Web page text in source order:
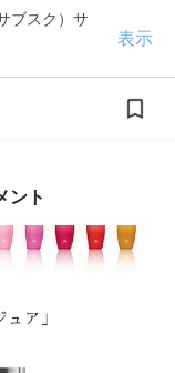
ブスク）サ
表示
ント